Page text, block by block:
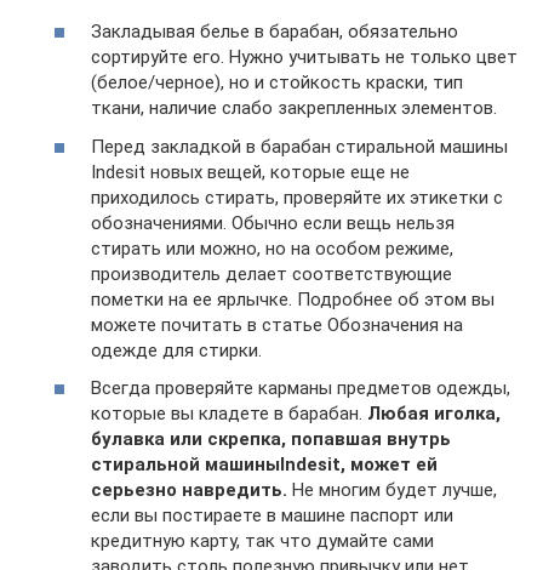
Закладывая белье в барабан, обязательно
сортируйте его. Нужно учитывать не только цвет
(белое/черное), но и стойкость краски, тип
ткани, наличие слабо закрепленных элементов.
Перед закладкой в барабан стиральной машины
Indesit новых вещей, которые еще не
приходилось стирать, проверяйте их этикетки с
обозначениями. Обычно если вещь нельзя
стирать или можно, но на особом режиме,
производитель делает соответствующие
пометки на ее ярлычке. Подробнее об этом вы
можете почитать в статье Обозначения на
одежде для стирки.
Всегда проверяйте карманы предметов одежды,
которые вы кладете в барабан. Любая иголка,
булавка или скрепка, попавшая внутрь
стиральной машиныIndesit, может ей
серьезно навредить. Не многим будет лучше,
если вы постираете в машине паспорт или
кредитную карту, так что думайте сами